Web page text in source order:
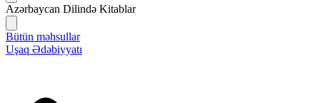
Azərbaycan Dilində Kitablar
Bütün məhsullar
Uşaq Ədəbiyyatı